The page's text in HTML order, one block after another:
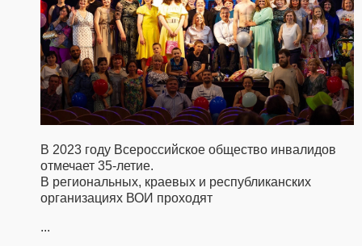
В 2023 году Всероссийское общество инвалидов
отмечает 35-летие.
В региональных, краевых и республиканских
организациях ВОИ проходят
...